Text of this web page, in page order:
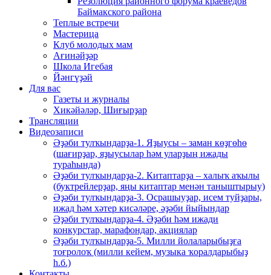
Баймакского района
Теплые встречи
Мастерица
Клуб молодых мам
Ағинәйҙәр
Школа Игебая
Йәнгүҙәй
Для вас
Газеты и журналы
Хикәйәләр, Шиғырҙар
Трансляции
Видеозаписи
Әҙәби тулҡындарҙа-1. Яҙыусы – заман көҙгөһө
(шағирҙар, яҙыусылар һәм уларҙың ижады
тураһында)
Әҙәби тулҡындарҙа-2. Китаптарҙа – халыҡ аҡылы
(буктрейлерҙар, яңы китаптар менән таныштырыу)
Әҙәби тулҡындарҙа-3. Осрашыуҙар, исем туйҙары,
ижад һәм хәтер кисәләре, әҙәби йыйындар
Әҙәби тулҡындарҙа-4. Әҙәби һәм ижади
конкурстар, марафондар, акциялар
Әҙәби тулҡындарҙа-5. Милли йолаларыбыҙға
тоғролоҡ (милли кейем, музыка ҡоралдарыбыҙ
һ.б.)